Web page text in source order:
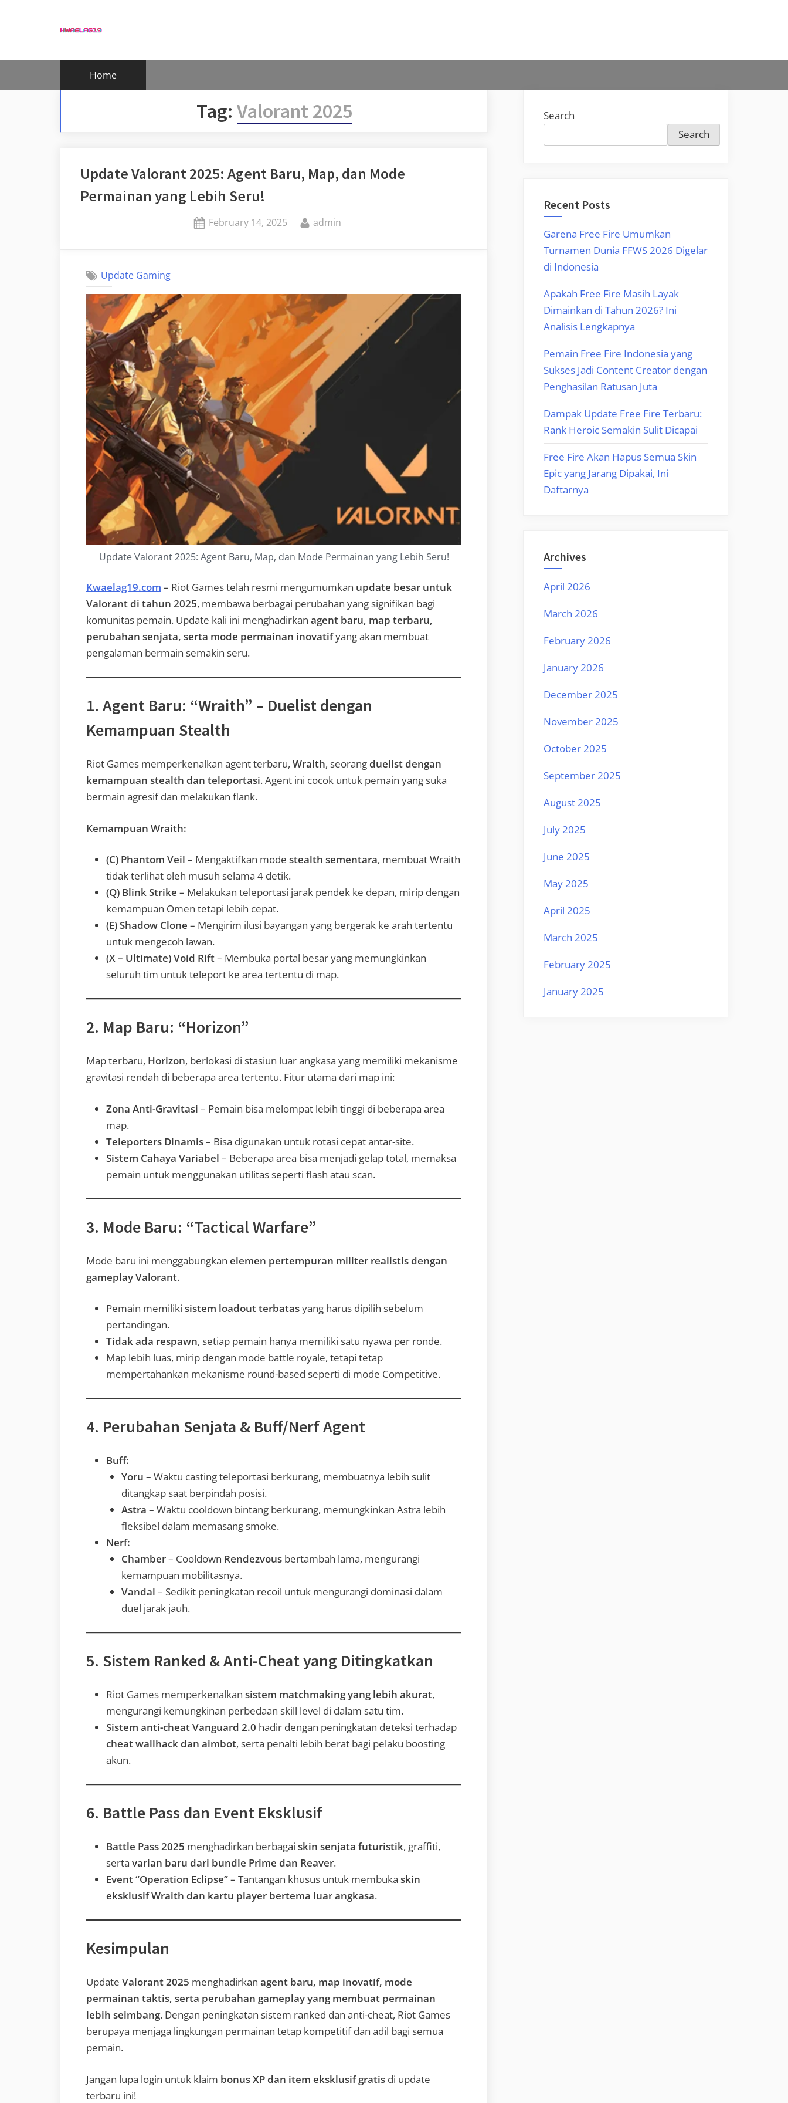
Home
Tag: Valorant 2025
Update Valorant 2025: Agent Baru, Map, dan Mode
Permainan yang Lebih Seru!
Posted
February 14, 2025 By
admin
Update Gaming
Update Valorant 2025: Agent Baru, Map, dan Mode Permainan yang Lebih Seru!
Kwaelag19.com – Riot Games telah resmi mengumumkan update besar untuk
Valorant di tahun 2025, membawa berbagai perubahan yang signifikan bagi
komunitas pemain. Update kali ini menghadirkan agent baru, map terbaru,
perubahan senjata, serta mode permainan inovatifyang akan membuat
pengalaman bermain semakin seru.
1. Agent Baru: “Wraith” – Duelist dengan
Kemampuan Stealth
Riot Games memperkenalkan agent terbaru, Wraith, seorangduelist dengan
kemampuan stealth dan teleportasi. Agent ini cocok untuk pemain yang suka
bermain agresif dan melakukan flank.
Kemampuan Wraith:
(C) Phantom Veil – Mengaktifkan mode stealth sementara, membuat Wraith
tidak terlihat oleh musuh selama 4 detik.
(Q) Blink Strike – Melakukan teleportasi jarak pendek ke depan, mirip dengan
kemampuan Omen tetapi lebih cepat.
(E) Shadow Clone – Mengirim ilusi bayangan yang bergerak ke arah tertentu
untuk mengecoh lawan.
(X – Ultimate) Void Rift– Membuka portal besar yang memungkinkan
seluruh tim untuk teleport ke area tertentu di map.
2. Map Baru: “Horizon”
Map terbaru, Horizon, berlokasi di stasiun luar angkasa yang memiliki mekanisme
gravitasi rendah di beberapa area tertentu. Fitur utama dari map ini:
Zona Anti-Gravitasi – Pemain bisa melompat lebih tinggi di beberapa area
map.
Teleporters Dinamis– Bisa digunakan untuk rotasi cepat antar-site.
Sistem Cahaya Variabel – Beberapa area bisa menjadi gelap total, memaksa
pemain untuk menggunakan utilitas seperti flash atau scan.
3. Mode Baru: “Tactical Warfare”
Mode baru ini menggabungkan elemen pertempuran militer realistis dengan
gameplay Valorant.
Pemain memiliki sistem loadout terbatasyang harus dipilih sebelum
pertandingan.
Tidak ada respawn, setiap pemain hanya memiliki satu nyawa per ronde.
Map lebih luas, mirip dengan mode battle royale, tetapi tetap
mempertahankan mekanisme round-based seperti di mode Competitive.
4. Perubahan Senjata & Buff/Nerf Agent
Buff:
Yoru – Waktu casting teleportasi berkurang, membuatnya lebih sulit
ditangkap saat berpindah posisi.
Astra – Waktu cooldown bintang berkurang, memungkinkan Astra lebih
fleksibel dalam memasang smoke.
Nerf:
Chamber– Cooldown Rendezvousbertambah lama, mengurangi
kemampuan mobilitasnya.
Vandal – Sedikit peningkatan recoil untuk mengurangi dominasi dalam
duel jarak jauh.
5. Sistem Ranked & Anti-Cheat yang Ditingkatkan
Riot Games memperkenalkan sistem matchmaking yang lebih akurat,
mengurangi kemungkinan perbedaan skill level di dalam satu tim.
Sistem anti-cheat Vanguard 2.0 hadir dengan peningkatan deteksi terhadap
cheat wallhack dan aimbot, serta penalti lebih berat bagi pelaku boosting
akun.
6. Battle Pass dan Event Eksklusif
Battle Pass 2025 menghadirkan berbagai skin senjata futuristik, graffiti,
serta varian baru dari bundle Prime dan Reaver.
Event “Operation Eclipse”– Tantangan khusus untuk membuka skin
eksklusif Wraith dan kartu player bertema luar angkasa.
Kesimpulan
Update Valorant 2025 menghadirkan agent baru, map inovatif, mode
permainan taktis, serta perubahan gameplay yang membuat permainan
lebih seimbang. Dengan peningkatan sistem ranked dan anti-cheat, Riot Games
berupaya menjaga lingkungan permainan tetap kompetitif dan adil bagi semua
pemain.
Jangan lupa login untuk klaim bonus XP dan item eksklusif gratis di update
terbaru ini!
Search
Search
Recent Posts
Garena Free Fire Umumkan
Turnamen Dunia FFWS 2026 Digelar
di Indonesia
Apakah Free Fire Masih Layak
Dimainkan di Tahun 2026? Ini
Analisis Lengkapnya
Pemain Free Fire Indonesia yang
Sukses Jadi Content Creator dengan
Penghasilan Ratusan Juta
Dampak Update Free Fire Terbaru:
Rank Heroic Semakin Sulit Dicapai
Free Fire Akan Hapus Semua Skin
Epic yang Jarang Dipakai, Ini
Daftarnya
Archives
April 2026
March 2026
February 2026
January 2026
December 2025
November 2025
October 2025
September 2025
August 2025
July 2025
June 2025
May 2025
April 2025
March 2025
February 2025
January 2025